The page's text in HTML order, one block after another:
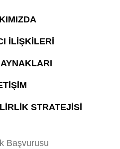
İLİŞKİLERİ
STRATEJİSİ
Başvurusu